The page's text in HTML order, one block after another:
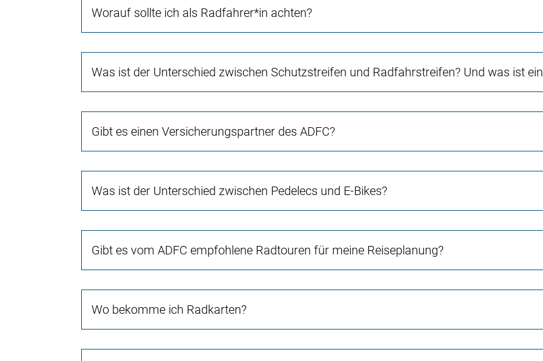
Worauf sollte ich als Radfahrer*in achten?
Was ist der Unterschied zwischen Schutzstreifen und Radfahrstreifen? Und was ist
Gibt es einen Versicherungspartner des ADFC?
Was ist der Unterschied zwischen Pedelecs und E-Bikes?
Gibt es vom ADFC empfohlene Radtouren für meine Reiseplanung?
Wo bekomme ich Radkarten?